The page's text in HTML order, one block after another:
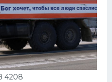
4208